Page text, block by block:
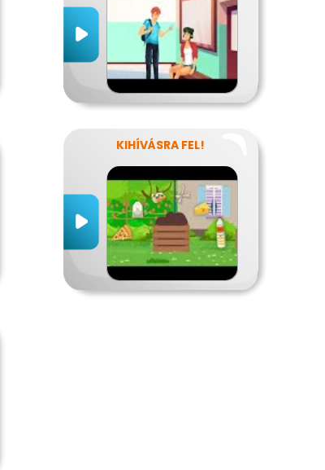
KIHÍVÁSRA FEL!